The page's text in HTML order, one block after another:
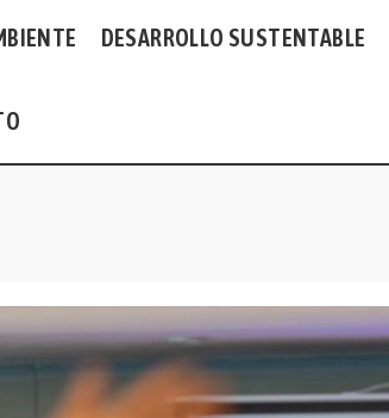
DESARROLLO SUSTENTABLE